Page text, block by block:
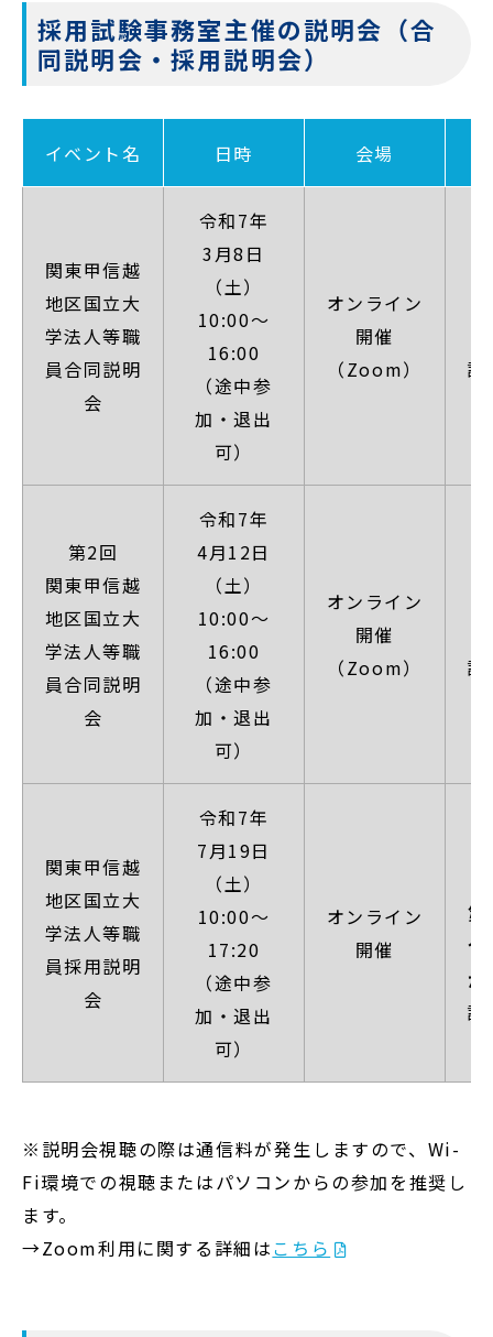
採用試験事務室主催の説明会（合
同説明会・採用説明会）
イベント名 日時 会場
関東甲信越
地区国立大
学法人等職
員合同説明
会
令和7年
3月8日
（土）
10:00～
16:00
（途中参
加・退出
可）
オンライン
開催
（Zoom）
詳
第2回
関東甲信越
地区国立大
学法人等職
員合同説明
会
令和7年
4月12日
（土）
10:00～
16:00
（途中参
加・退出
可）
オンライン
開催
（Zoom）
詳
関東甲信越
地区国立大
学法人等職
員採用説明
会
令和7年
7月19日
（土）
10:00～
17:20
（途中参
加・退出
可）
オンライン
開催
第
合
が
詳
※説明会視聴の際は通信料が発生しますので、Wi-
Fi環境での視聴またはパソコンからの参加を推奨し
ます。
→Zoom利用に関する詳細はこちら